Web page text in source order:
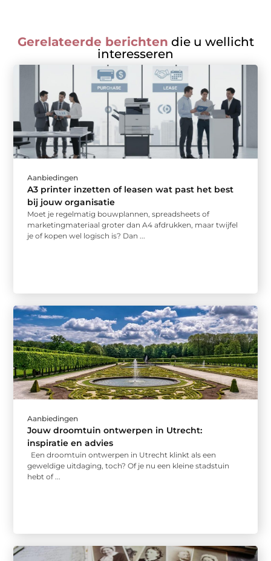
Gerelateerde berichten die u wellicht
interesseren
Aanbiedingen
A3 printer inzetten of leasen wat past het best
bij jouw organisatie
Moet je regelmatig bouwplannen, spreadsheets of
marketingmateriaal groter dan A4 afdrukken, maar twijfel
je of kopen wel logisch is? Dan ...
Aanbiedingen
Jouw droomtuin ontwerpen in Utrecht:
inspiratie en advies
Een droomtuin ontwerpen in Utrecht klinkt als een
geweldige uitdaging, toch? Of je nu een kleine stadstuin
hebt of ...